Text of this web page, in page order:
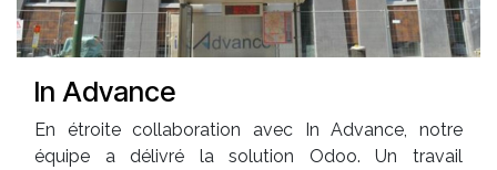
In Advance
En étroite collaboration avec In Advance, notre
équipe a délivré la solution Odoo. Un travail